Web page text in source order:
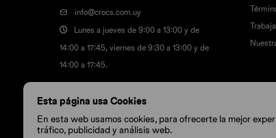
Esta página usa Cookies
En esta web usamos cookies, para ofrecerte la mejor
tráfico, publicidad y análisis web.
info@crocs.com.uy
Lunes a jueves de 9:00 a 13:00 y de
14:00 a 17:45, viernes de 9:30 a 13:00 y de
14:00 a 17:45.